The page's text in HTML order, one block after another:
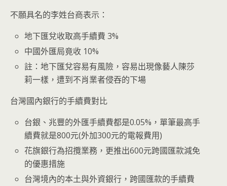
不願具名的李姓台商表示：
地下匯兌收取高手續費 3%
中國外匯局竟收 10%
註：地下匯兌容易有風險，容易出現像藝人陳莎
莉一樣，遭到不肖業者侵吞的下場
台灣國內銀行的手續費對比
台銀、兆豐的外匯手續費都是0.05%，單筆最高手
續費就是800元(外加300元的電報費用)
花旗銀行為招攬業務，更推出600元跨國匯款減免
的優惠措施
台灣境內的本土與外資銀行，跨國匯款的手續費